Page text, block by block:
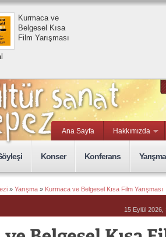
ve
Kısa
Yarışması
Ana Sayfa Hakkımızda
Konser Konferans Yarışma
» Yarışma » Kurmaca ve Belgesel Kısa Film Yarışması
15 Eylül 2026,